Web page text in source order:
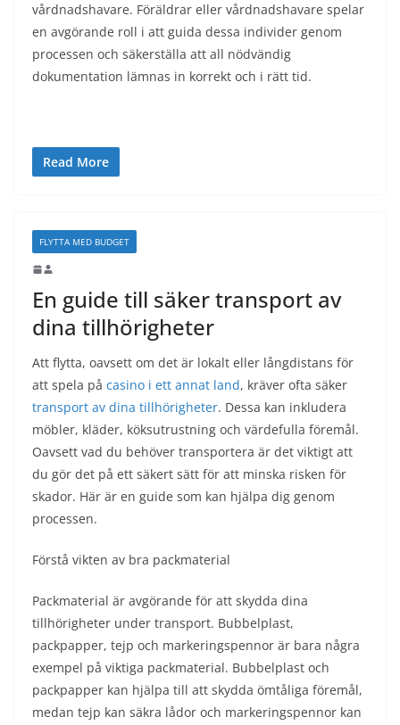
vårdnadshavare. Föräldrar eller vårdnadshavare spelar
en avgörande roll i att guida dessa individer genom
processen och säkerställa att all nödvändig
dokumentation lämnas in korrekt och i rätt tid.
Read More
FLYTTA MED BUDGET
En guide till säker transport av
dina tillhörigheter
Att flytta, oavsett om det är lokalt eller långdistans för
att spela på casino i ett annat land, kräver ofta säker
transport av dina tillhörigheter. Dessa kan inkludera
möbler, kläder, köksutrustning och värdefulla föremål.
Oavsett vad du behöver transportera är det viktigt att
du gör det på ett säkert sätt för att minska risken för
skador. Här är en guide som kan hjälpa dig genom
processen.
Förstå vikten av bra packmaterial
Packmaterial är avgörande för att skydda dina
tillhörigheter under transport. Bubbelplast,
packpapper, tejp och markeringspennor är bara några
exempel på viktiga packmaterial. Bubbelplast och
packpapper kan hjälpa till att skydda ömtåliga föremål,
medan tejp kan säkra lådor och markeringspennor kan